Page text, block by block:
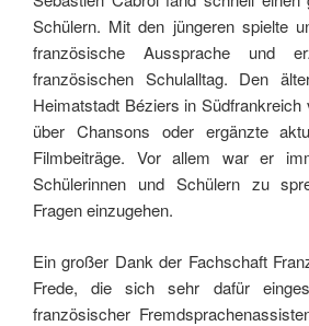
Schülern. Mit den jüngeren spielte
französische Aussprache und
französischen Schulalltag. Den
Heimatstadt Béziers in
über Chansons oder ergänzte
Filmbeiträge. Vor allem war er
Schülerinnen und Schülern zu
Fragen einzugehen.
Ein großer Dank der Fachschaft
Frede, die sich sehr dafür
französischer